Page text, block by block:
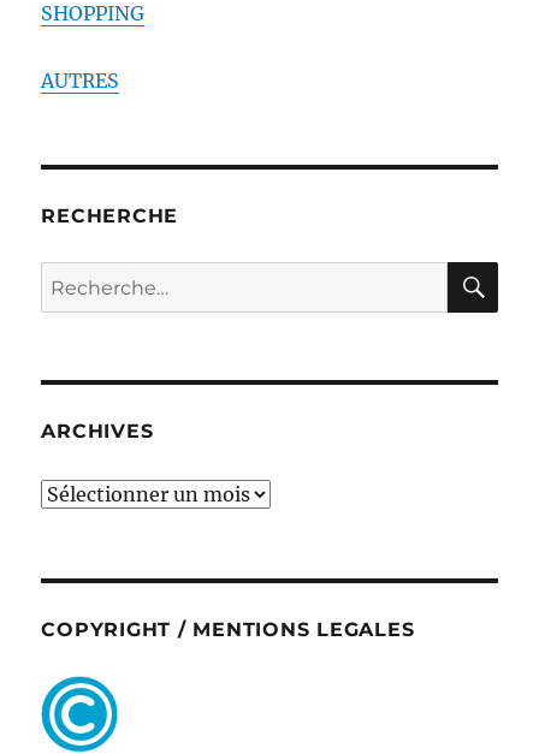
SHOPPING
AUTRES
RECHERCHE
Recherche
pour :
ARCHIVES
ARCHIVES
COPYRIGHT / MENTIONS LEGALES